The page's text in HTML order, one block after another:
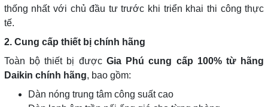
thống nhất với chủ đầu tư trước khi triển khai thi công thực
tế.
2. Cung cấp thiết bị chính hãng
Toàn bộ thiết bị được Gia Phú cung cấp 100% từ hãng
Daikin chính hãng, bao gồm:
Dàn nóng trung tâm công suất cao